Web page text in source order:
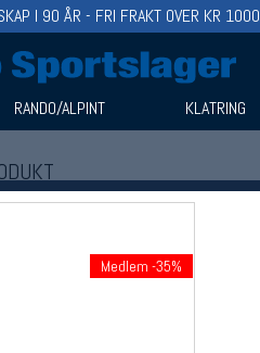
Medlem -35%
I 90 ÅR - FRI FRAKT OVER KR 1000
RANDO/ALPINT KLATRING
(1)